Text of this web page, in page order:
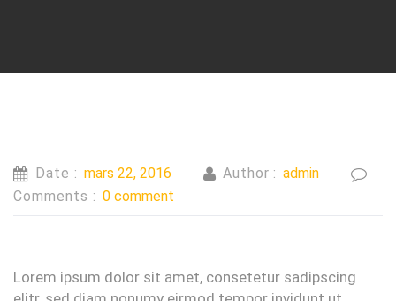
Date : mars 22, 2016 Author : admin
Comments : 0 comment
Lorem ipsum dolor sit amet, consetetur sadipscing